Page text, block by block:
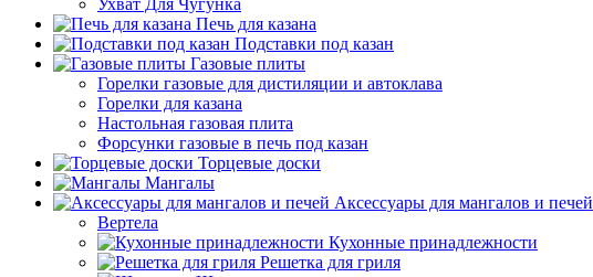
Ухват Для Чугунка
Печь для казана
Подставки под казан
Газовые плиты
Горелки газовые для дистиляции и автоклава
Горелки для казана
Настольная газовая плита
Форсунки газовые в печь под казан
Торцевые доски
Мангалы
Аксессуары для мангалов и печей
Вертела
Кухонные принадлежности
Решетка для гриля